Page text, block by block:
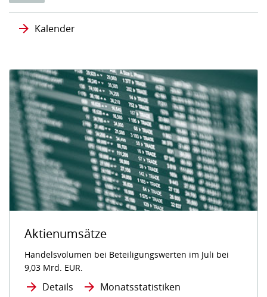
Kalender
Aktienumsätze
Handelsvolumen bei Beteiligungswerten im Juli bei
9,03 Mrd. EUR.
Details Monatsstatistiken